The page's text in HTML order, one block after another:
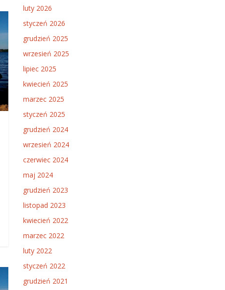
luty 2026
styczeń 2026
grudzień 2025
wrzesień 2025
lipiec 2025
kwiecień 2025
marzec 2025
styczeń 2025
grudzień 2024
wrzesień 2024
czerwiec 2024
maj 2024
grudzień 2023
listopad 2023
kwiecień 2022
marzec 2022
luty 2022
styczeń 2022
grudzień 2021